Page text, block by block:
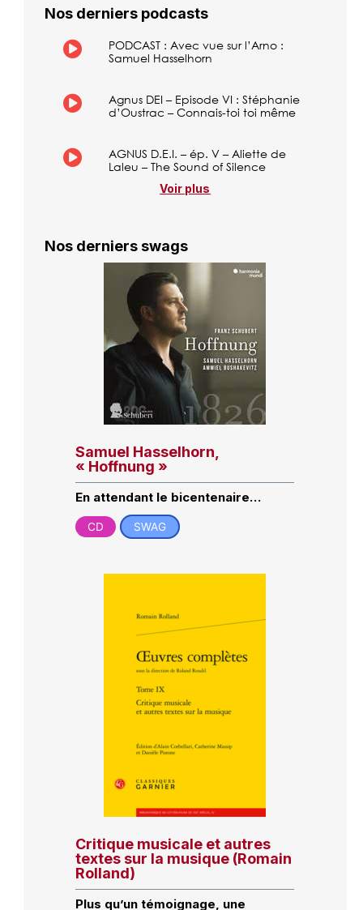
Nos derniers podcasts
PODCAST : Avec vue sur l’Arno :
Samuel Hasselhorn
Agnus DEI – Episode VI : Stéphanie
d’Oustrac – Connais-toi toi même
AGNUS D.E.I. – ép. V – Aliette de
Laleu – The Sound of Silence
Voir plus
Nos derniers swags
Samuel Hasselhorn,
« Hoffnung »
En attendant le bicentenaire…
CD SWAG
Critique musicale et autres
textes sur la musique (Romain
Rolland)
Plus qu’un témoignage, une